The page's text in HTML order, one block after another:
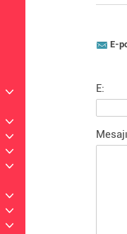
+
+
+
+
+
+
+
+
E-
E: